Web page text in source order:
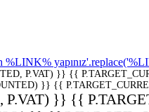
%LINK%
P.VAT) }} {{
}} {{
P.VAT) }} {{